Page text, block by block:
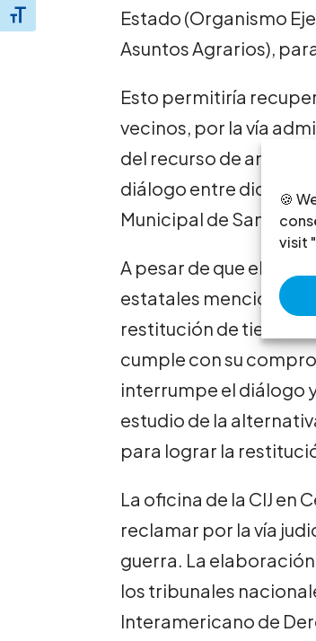
🍪
visit
Toggle Font size
Estado (Organismo
Asuntos Agrarios),
Esto permitiría
vecinos, por la vía
del recurso de
diálogo entre dichas
Municipal de Santa
A pesar de que el
estatales
restitución de tierras,
cumple con su
interrumpe el diálogo
estudio de la
para lograr la
La oficina de la CIJ en
reclamar por la vía
guerra. La
los tribunales
Interamericano de